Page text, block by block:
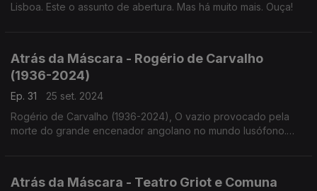
Lisboa. Este o assunto de abertura. Mas há muito mais. Ouça!
Atrás da Máscara - Rogério de Carvalho
(1936-2024)
Ep. 31
25 set. 2024
Rogério de Carvalho (1936-2024), O vazio provocado pela
morte do grande encenador angolano no mundo lusófono.
Atrás da Máscara - Teatro Griot e Comuna